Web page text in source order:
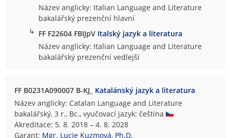
Název anglicky: Italian Language and Literature
bakalářský prezenční hlavní
↳ FF F22604 FBIJpV Italský jazyk a literatura
Název anglicky: Italian Language and Literature
bakalářský prezenční vedlejší
FF B0231A090007 B-KJ_ Katalánský jazyk a literatura
Název anglicky: Catalan Language and Literature
bakalářský, 3 r., Bc., vyučovací jazyk: čeština
Akreditace: 5. 8. 2018 – 4. 8. 2028
Garant: Mgr. Lucie Kuzmová, Ph.D.